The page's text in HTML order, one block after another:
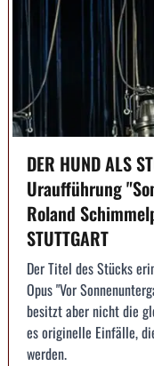
DER HUND ALS
Uraufführung
Roland
STUTTGART
Der Titel des Stücks
Opus "Vor
besitzt aber nicht die
es originelle Einfälle,
werden.